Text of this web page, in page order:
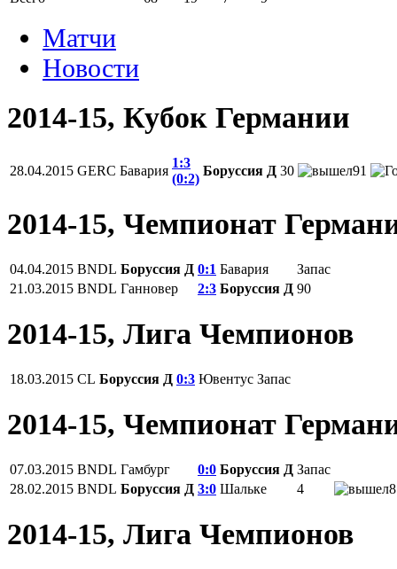
Матчи
Новости
2014-15, Кубок Германии
28.04.2015 GERC Бавария
1:3
(0:2)
Боруссия Д 30 91
2014-15, Чемпионат
04.04.2015 BNDL Боруссия Д 0:1 Бавария
Запас
21.03.2015 BNDL Ганновер 2:3 Боруссия Д 90
2014-15, Лига Чемпионов
18.03.2015 CL Боруссия Д 0:3 Ювентус Запас
2014-15, Чемпионат
07.03.2015 BNDL Гамбург 0:0 Боруссия Д Запас
28.02.2015 BNDL Боруссия Д 3:0 Шальке 4
2014-15, Лига Чемпионов